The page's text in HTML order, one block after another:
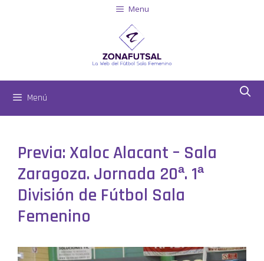
Menu
Menú
Previa: Xaloc Alacant – Sala
Zaragoza. Jornada 20ª. 1ª
División de Fútbol Sala
Femenino